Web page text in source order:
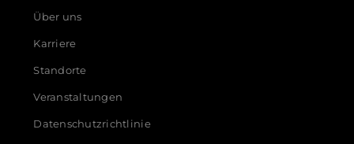
Über uns
Karriere
Standorte
Veranstaltungen
Datenschutzrichtlinie